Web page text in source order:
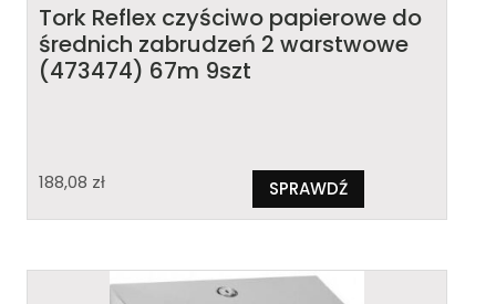
Tork Reflex czyściwo papierowe do
średnich zabrudzeń 2 warstwowe
(473474) 67m 9szt
188,08 zł SPRAWDŹ